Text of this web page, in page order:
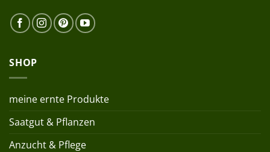
SHOP
meine ernte Produkte
Saatgut & Pflanzen
Anzucht & Pflege